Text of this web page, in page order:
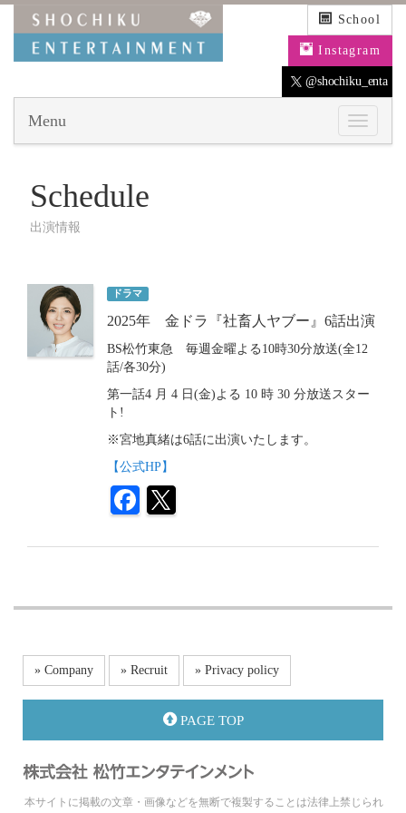
School
Instagram
@shochiku_enta
Menu
Schedule
出演情報
ドラマ
2025年 金ドラ『社畜人ヤブー』6話出演
BS松竹東急 毎週金曜よる10時30分放送(全12
話/各30分)
第一話4 月 4 日(金)よる 10 時 30 分放送スター
ト!
※宮地真緒は6話に出演いたします。
【公式HP】
» Company » Recruit » Privacy policy
PAGE TOP
本サイトに掲載の文章・画像などを無断で複製することは法律上禁じられ